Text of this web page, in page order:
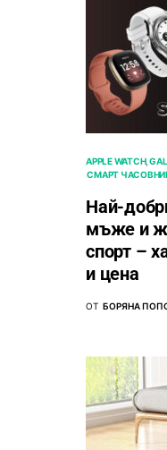
APPLE WATCH
СМАРТ
Най-
мъже и
спорт –
и цена
ОТ БОРЯНА